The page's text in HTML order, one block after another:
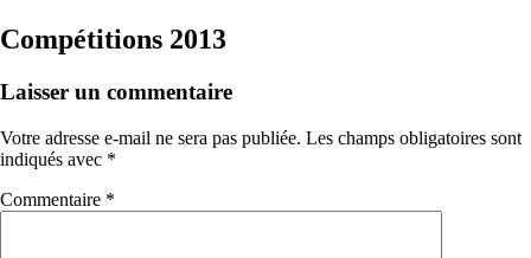
Compétitions 2013
Laisser un commentaire
Votre adresse e-mail ne sera pas publiée. Les champs obligatoires sont
indiqués avec *
Commentaire *